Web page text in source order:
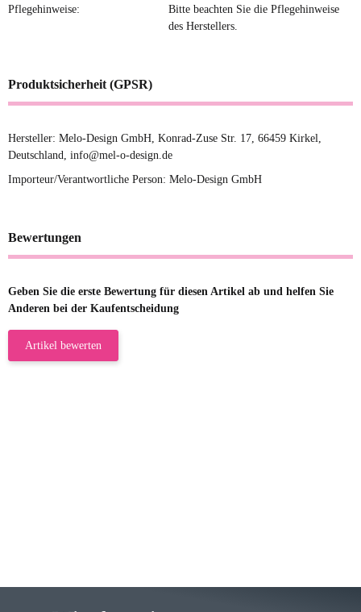
Pflegehinweise:
Bitte beachten Sie die Pflegehinweise
des Herstellers.
Produktsicherheit (GPSR)
Hersteller: Melo-Design GmbH, Konrad-Zuse Str. 17, 66459 Kirkel,
Deutschland, info@mel-o-design.de
Importeur/Verantwortliche Person: Melo-Design GmbH
Bewertungen
Geben Sie die erste Bewertung für diesen Artikel ab und helfen Sie
Anderen bei der Kaufentscheidung
Artikel bewerten